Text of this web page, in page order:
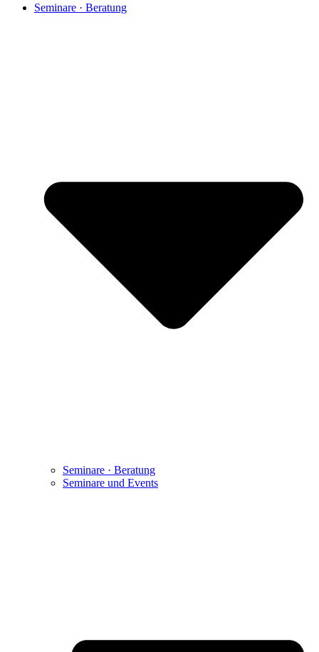
Seminare · Beratung
Seminare · Beratung
Seminare und Events